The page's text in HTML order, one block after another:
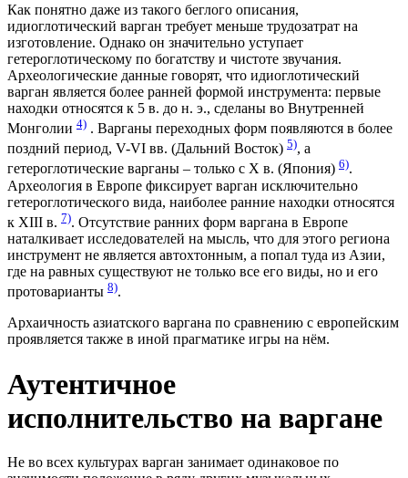
Как понятно даже из такого беглого описания,
идиоглотический варган требует меньше трудозатрат на
изготовление. Однако он значительно уступает
гетероглотическому по богатству и чистоте звучания.
Археологические данные говорят, что идиоглотический
варган является более ранней формой инструмента: первые
находки относятся к 5 в. до н. э., сделаны во Внутренней
Монголии 4) . Варганы переходных форм появляются в более
поздний период, V-VI вв. (Дальний Восток) 5), а
гетероглотические варганы – только с X в. (Япония) 6).
Археология в Европе фиксирует варган исключительно
гетероглотического вида, наиболее ранние находки относятся
к XIII в. 7). Отсутствие ранних форм варгана в Европе
наталкивает исследователей на мысль, что для этого региона
инструмент не является автохтонным, а попал туда из Азии,
где на равных существуют не только все его виды, но и его
протоварианты 8).
Архаичность азиатского варгана по сравнению с европейским
проявляется также в иной прагматике игры на нём.
Аутентичное
исполнительство на варгане
Не во всех культурах варган занимает одинаковое по